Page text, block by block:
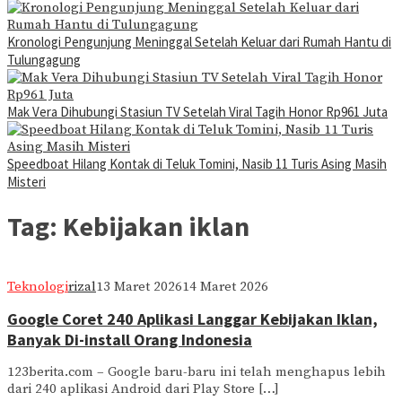
Kronologi Pengunjung Meninggal Setelah Keluar dari Rumah Hantu di
Tulungagung
Mak Vera Dihubungi Stasiun TV Setelah Viral Tagih Honor Rp961 Juta
Speedboat Hilang Kontak di Teluk Tomini, Nasib 11 Turis Asing Masih
Misteri
Tag: Kebijakan iklan
Teknologirizal13 Maret 202614 Maret 2026
Google Coret 240 Aplikasi Langgar Kebijakan Iklan,
Banyak Di-install Orang Indonesia
123berita.com – Google baru-baru ini telah menghapus lebih
dari 240 aplikasi Android dari Play Store […]